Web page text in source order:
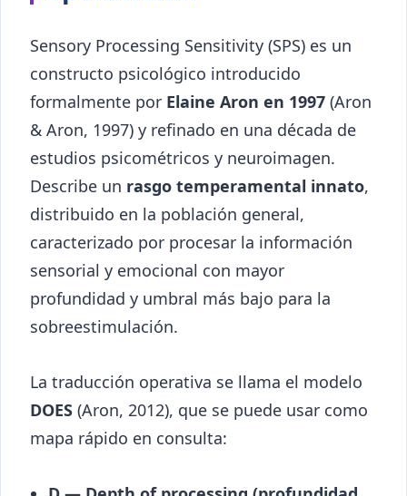
Sensory Processing Sensitivity (SPS) es un
constructo psicológico introducido
formalmente por Elaine Aron en 1997 (Aron
& Aron, 1997) y refinado en una década de
estudios psicométricos y neuroimagen.
Describe un rasgo temperamental innato,
distribuido en la población general,
caracterizado por procesar la información
sensorial y emocional con mayor
profundidad y umbral más bajo para la
sobreestimulación.
La traducción operativa se llama el modelo
DOES (Aron, 2012), que se puede usar como
mapa rápido en consulta: